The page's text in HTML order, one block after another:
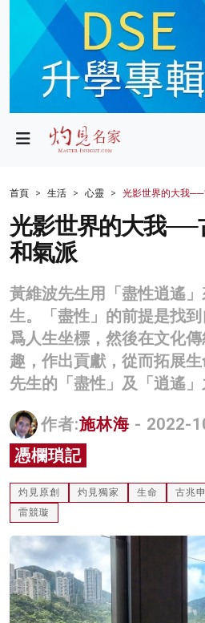
政局
財經
生活
健康
商業
科技
影片
名家榜
灼見活動
關於我們
首頁 生活 心靈 光影世界的大我
光影世界的大我──
和氣派
黃維波先生用「盡性逍遙
生。「盡性」的前提是找
爲人生坐標，然後在文化
趣，作出貢獻，從而拓展
先生的「盡性」及「逍遙」
作者:施林海 - 2022-
憑欄瑣記
灼見原創 灼見獨家 生命 古兆申
雷競璇